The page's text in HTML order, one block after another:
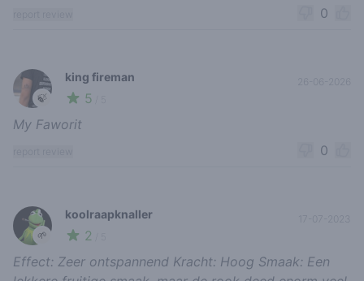
0
🍃
king fireman
5
My Faworit
0
🌱
koolraapknaller
2
17-07-2023
Effect: Zeer ontspannend Kracht: Hoog Smaak: Een